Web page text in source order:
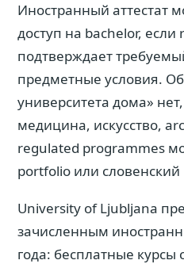
Иностранный аттестат
доступ на bachelor, если
подтверждает
предметные условия.
университета дома»
медицина, искусство,
regulated programmes
portfolio или словенский
University of Ljubljana
зачисленным
года: бесплатные курсы